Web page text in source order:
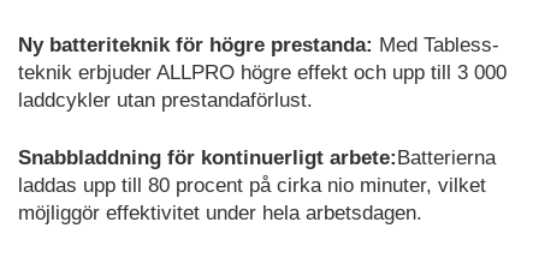
Ny batteriteknik för högre prestanda: Med Tabless-
teknik erbjuder ALLPRO högre effekt och upp till 3 000
laddcykler utan prestandaförlust.
Snabbladdning för kontinuerligt arbete: Batterierna
laddas upp till 80 procent på cirka nio minuter, vilket
möjliggör effektivitet under hela arbetsdagen.